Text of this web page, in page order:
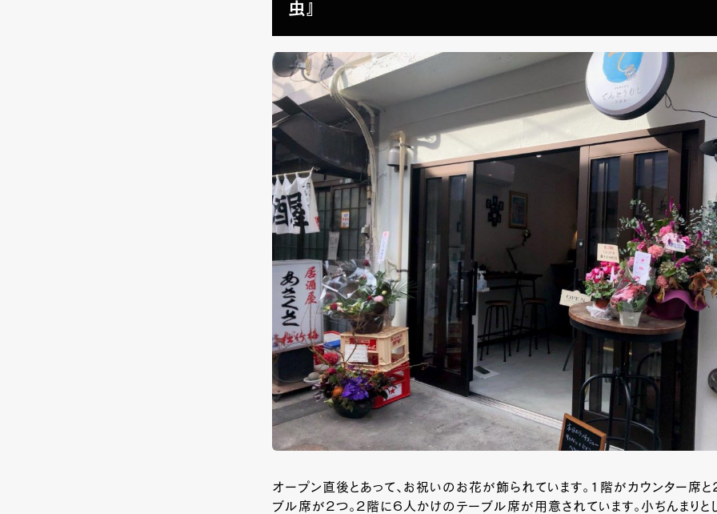
虫』
オープン直後とあって、お祝いのお花が飾られています。１階がカウンター席
ブル席が２つ。２階に６人かけのテーブル席が用意されています。小ぢんまりと